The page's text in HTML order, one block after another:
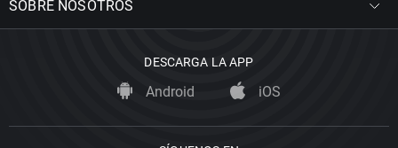
SOBRE NOSOTROS
DESCARGA LA APP
Android iOS